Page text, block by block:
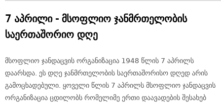
7 აპრილი - მსოფლიო ჯანმრთელობის
საერთაშორიო დღე
მსოფლიო ჯანდაცვის ორგანიზაცია 1948 წლის 7 აპრილს
დაარსდა. ეს დღე ჯანმრთელობის საერთაშორისო დღედ არის
გამოცხადებული. ყოველი წლის 7 აპრილს მსოფლიო ჯანდაცვის
ორგანიზაცია ცდილობს რომელიმე ერთი დაავადების შესახებ